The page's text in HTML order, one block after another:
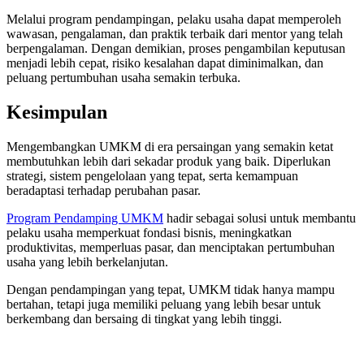
Melalui program pendampingan, pelaku usaha dapat memperoleh
wawasan, pengalaman, dan praktik terbaik dari mentor yang telah
berpengalaman. Dengan demikian, proses pengambilan keputusan
menjadi lebih cepat, risiko kesalahan dapat diminimalkan, dan
peluang pertumbuhan usaha semakin terbuka.
Kesimpulan
Mengembangkan UMKM di era persaingan yang semakin ketat
membutuhkan lebih dari sekadar produk yang baik. Diperlukan
strategi, sistem pengelolaan yang tepat, serta kemampuan
beradaptasi terhadap perubahan pasar.
Program Pendamping UMKM hadir sebagai solusi untuk membantu
pelaku usaha memperkuat fondasi bisnis, meningkatkan
produktivitas, memperluas pasar, dan menciptakan pertumbuhan
usaha yang lebih berkelanjutan.
Dengan pendampingan yang tepat, UMKM tidak hanya mampu
bertahan, tetapi juga memiliki peluang yang lebih besar untuk
berkembang dan bersaing di tingkat yang lebih tinggi.